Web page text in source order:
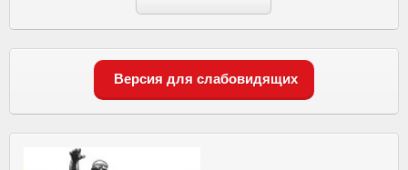
Версия для слабовидящих